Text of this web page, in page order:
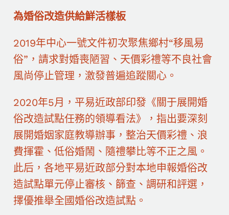
為婚俗改造供給鮮活樣板
2019年中心一號文件初次聚焦鄉村“移風易
俗”，請求對婚喪陋習、天價彩禮等不良社會
風尚停止管理，激發普遍追蹤關心。
2020年5月，平易近政部印發《關于展開婚
俗改造試點任務的領導看法》，指出要深刻
展開婚姻家庭教導辦事，整治天價彩禮、浪
費揮霍、低俗婚鬧、隨禮攀比等不正之風。
此后，各地平易近政部分對本地申報婚俗改
造試點單元停止審核、篩查、調研和評選，
擇優推舉全國婚俗改造試點。